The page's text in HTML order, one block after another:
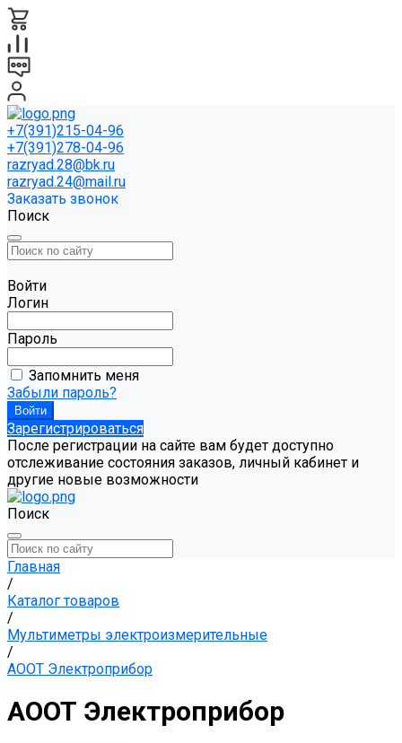
+7(391)215-04-96
+7(391)278-04-96
razryad.28@bk.ru
razryad.24@mail.ru
Заказать звонок
Поиск
Войти
Логин
Пароль
Запомнить меня
Забыли пароль?
Зарегистрироваться
После регистрации на сайте вам будет доступно
отслеживание состояния заказов, личный кабинет и
другие новые возможности
Поиск
Главная
/
Каталог товаров
/
Мультиметры электроизмерительные
/
АООТ Электроприбор
АООТ Электроприбор